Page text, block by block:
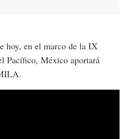
hoy, en el marco de la IX
Pacífico, México aportará